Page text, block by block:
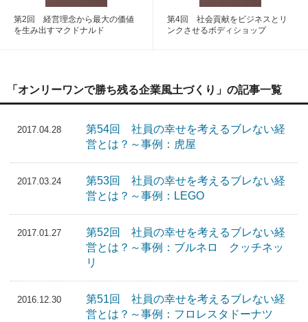
第2回 経営理念から最大の価値
を生み出すマクドナルド
第4回 社会貢献をビジネスとリ
ンクさせるボディショップ
「オンリーワンで勝ち残る企業風土づくり」の記事一覧
2017.04.28
第54回 社員の幸せを考えるブレない経
営とは？～事例：虎屋
2017.03.24
第53回 社員の幸せを考えるブレない経
営とは？～事例：LEGO
2017.01.27
第52回 社員の幸せを考えるブレない経
営とは？～事例：ブルネロ クッチネッ
リ
2016.12.30
第51回 社員の幸せを考えるブレない経
営とは？～事例：フロレスタドーナツ